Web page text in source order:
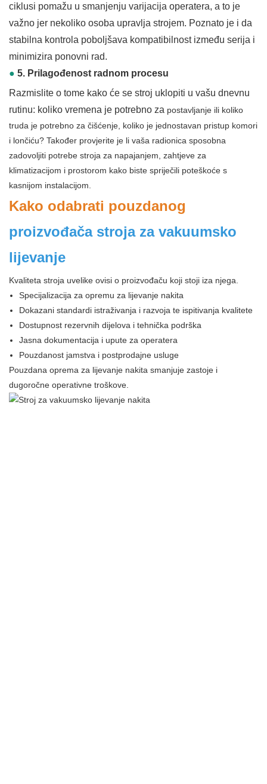
ciklusi pomažu u smanjenju varijacija operatera, a to je
važno jer nekoliko osoba upravlja strojem. Poznato je i da
stabilna kontrola poboljšava kompatibilnost između serija i
minimizira ponovni rad.
● 5. Prilagođenost radnom procesu
Razmislite o tome kako će se stroj uklopiti u vašu dnevnu
rutinu: koliko vremena je potrebno za postavljanje ili koliko
truda je potrebno za čišćenje, koliko je jednostavan pristup komori
i lončiću? Također provjerite je li vaša radionica sposobna
zadovoljiti potrebe stroja za napajanjem, zahtjeve za
klimatizacijom i prostorom kako biste spriječili poteškoće s
kasnijom instalacijom.
Kako odabrati pouzdanog
proizvođača stroja za vakuumsko
lijevanje
Kvaliteta stroja uvelike ovisi o proizvođaču koji stoji iza njega.
Specijalizacija za opremu za lijevanje nakita
Dokazani standardi istraživanja i razvoja te ispitivanja kvalitete
Dostupnost rezervnih dijelova i tehnička podrška
Jasna dokumentacija i upute za operatera
Pouzdanost jamstva i postprodajne usluge
Pouzdana oprema za lijevanje nakita smanjuje zastoje i
dugoročne operativne troškove.